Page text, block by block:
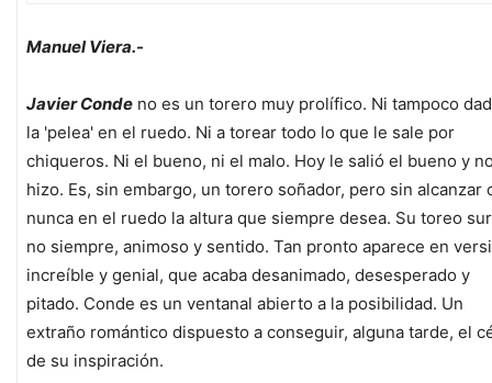
Manuel Viera.-
Javier Conde no es un torero muy prolífico. Ni tampoco
la 'pelea' en el ruedo. Ni a torear todo lo que le sale por
chiqueros. Ni el bueno, ni el malo. Hoy le salió el bueno y
hizo. Es, sin embargo, un torero soñador, pero sin alcanzar
nunca en el ruedo la altura que siempre desea. Su toreo
no siempre, animoso y sentido. Tan pronto aparece en
increíble y genial, que acaba desanimado, desesperado y
pitado. Conde es un ventanal abierto a la posibilidad. Un
extraño romántico dispuesto a conseguir, alguna tarde, el
de su inspiración.